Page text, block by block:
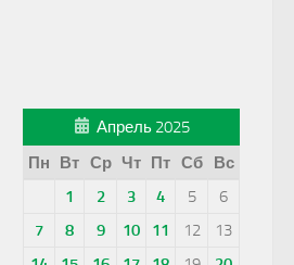
Апрель 2025
Пн
Вт Ср Чт Пт Сб
Вс
1
2 3 4 5
6
7
8 9 10 11 12
13